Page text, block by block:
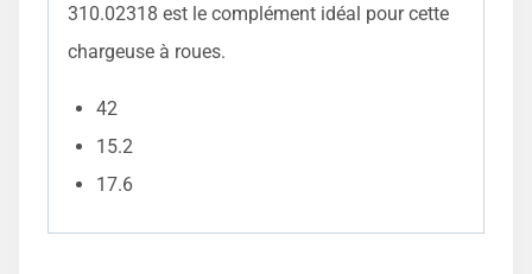
310.02318 est le complément idéal pour cette
chargeuse à roues.
42
15.2
17.6